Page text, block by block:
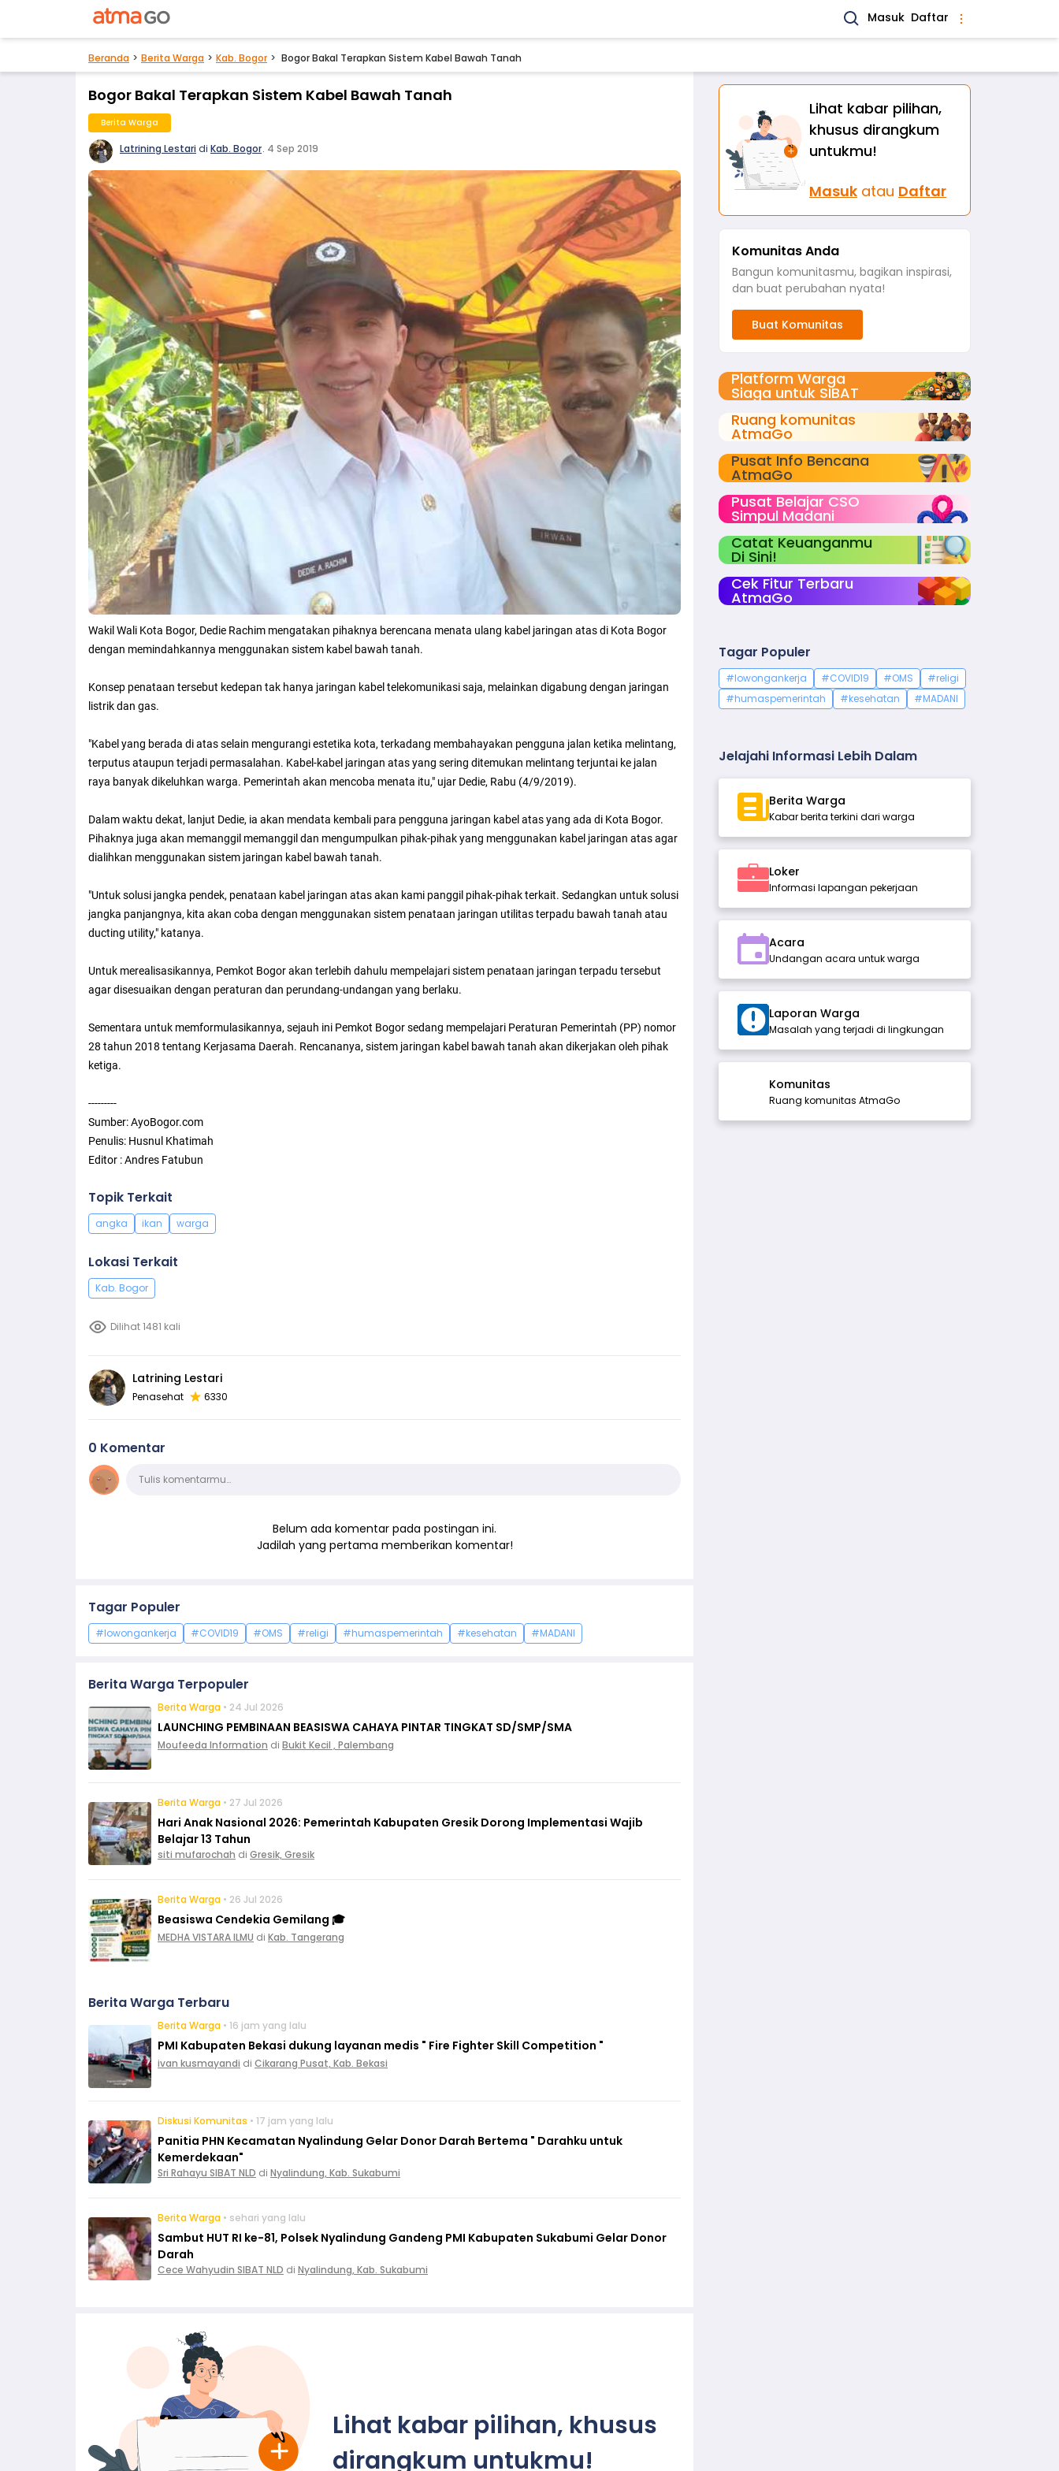
Masuk Daftar
Beranda Berita Warga Kab. Bogor Bogor Bakal Terapkan Sistem Kabel Bawah Tanah
Bogor Bakal Terapkan Sistem Kabel Bawah Tanah
Berita Warga
Latrining Lestaridi Kab. Bogor. 4 Sep 2019
Wakil Wali Kota Bogor, Dedie Rachim mengatakan pihaknya berencana menata ulang kabel jaringan atas di Kota Bogor
dengan memindahkannya menggunakan sistem kabel bawah tanah.
Konsep penataan tersebut kedepan tak hanya jaringan kabel telekomunikasi saja, melainkan digabung dengan jaringan
listrik dan gas.
"Kabel yang berada di atas selain mengurangi estetika kota, terkadang membahayakan pengguna jalan ketika melintang,
terputus ataupun terjadi permasalahan. Kabel-kabel jaringan atas yang sering ditemukan melintang terjuntai ke jalan
raya banyak dikeluhkan warga. Pemerintah akan mencoba menata itu," ujar Dedie, Rabu (4/9/2019).
Dalam waktu dekat, lanjut Dedie, ia akan mendata kembali para pengguna jaringan kabel atas yang ada di Kota Bogor.
Pihaknya juga akan memanggil memanggil dan mengumpulkan pihak-pihak yang menggunakan kabel jaringan atas agar
dialihkan menggunakan sistem jaringan kabel bawah tanah.
"Untuk solusi jangka pendek, penataan kabel jaringan atas akan kami panggil pihak-pihak terkait. Sedangkan untuk solusi
jangka panjangnya, kita akan coba dengan menggunakan sistem penataan jaringan utilitas terpadu bawah tanah atau
ducting utility," katanya.
Untuk merealisasikannya, Pemkot Bogor akan terlebih dahulu mempelajari sistem penataan jaringan terpadu tersebut
agar disesuaikan dengan peraturan dan perundang-undangan yang berlaku.
Sementara untuk memformulasikannya, sejauh ini Pemkot Bogor sedang mempelajari Peraturan Pemerintah (PP) nomor
28 tahun 2018 tentang Kerjasama Daerah. Rencananya, sistem jaringan kabel bawah tanah akan dikerjakan oleh pihak
ketiga.
---------
Sumber: AyoBogor.com
Penulis: Husnul Khatimah
Editor : Andres Fatubun
Topik Terkait
angka ikan warga
Lokasi Terkait
Kab. Bogor
Dilihat 1481 kali
Latrining Lestari
Penasehat 6330
0 Komentar
KomentarTulis komentarmu…
Belum ada komentar pada postingan ini.
Jadilah yang pertama memberikan komentar!
Tagar Populer
#lowongankerja #COVID19 #OMS #religi #humaspemerintah #kesehatan #MADANI
Berita Warga Terpopuler
Berita Warga • 24 Jul 2026
LAUNCHING PEMBINAAN BEASISWA CAHAYA PINTAR TINGKAT SD/SMP/SMA
Moufeeda Information di Bukit Kecil , Palembang
Berita Warga • 27 Jul 2026
Hari Anak Nasional 2026: Pemerintah Kabupaten Gresik Dorong Implementasi Wajib
Belajar 13 Tahun
siti mufarochah di Gresik, Gresik
Berita Warga • 26 Jul 2026
Beasiswa Cendekia Gemilang 🎓
MEDHA VISTARA ILMU di Kab. Tangerang
Berita Warga Terbaru
Berita Warga • 16 jam yang lalu
PMI Kabupaten Bekasi dukung layanan medis " Fire Fighter Skill Competition "
ivan kusmayandi di Cikarang Pusat, Kab. Bekasi
Diskusi Komunitas • 17 jam yang lalu
Panitia PHN Kecamatan Nyalindung Gelar Donor Darah Bertema " Darahku untuk
Kemerdekaan"
Sri Rahayu SIBAT NLD di Nyalindung, Kab. Sukabumi
Berita Warga • sehari yang lalu
Sambut HUT RI ke-81, Polsek Nyalindung Gandeng PMI Kabupaten Sukabumi Gelar Donor
Darah
Cece Wahyudin SIBAT NLD di Nyalindung, Kab. Sukabumi
Lihat kabar pilihan, khusus
dirangkum untukmu!
Lihat kabar pilihan,
khusus dirangkum
untukmu!
Masuk atau Daftar
Komunitas Anda
Bangun komunitasmu, bagikan inspirasi,
dan buat perubahan nyata!
Buat Komunitas
Platform Warga
Siaga untuk SIBAT
Ruang komunitas
AtmaGo
Pusat Info Bencana
AtmaGo
Pusat Belajar CSO
Simpul Madani
Catat Keuanganmu
Di Sini!
Cek Fitur Terbaru
AtmaGo
Tagar Populer
#lowongankerja #COVID19 #OMS
#religi
#humaspemerintah
#kesehatan #MADANI
Jelajahi Informasi Lebih Dalam
Berita Warga
Kabar berita terkini dari warga
Loker
Informasi lapangan pekerjaan
Acara
Undangan acara untuk warga
Laporan Warga
Masalah yang terjadi di lingkungan
Komunitas
Ruang komunitas AtmaGo